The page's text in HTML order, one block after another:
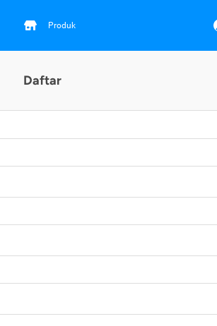
Produk
Daftar